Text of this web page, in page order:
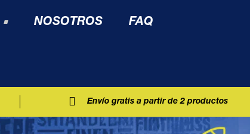
NOSOTROS FAQ
Envío gratis a partir de 2 productos